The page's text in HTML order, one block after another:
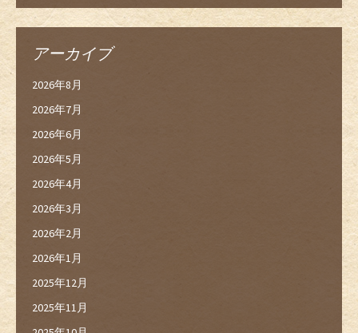
アーカイブ
2026年8月
2026年7月
2026年6月
2026年5月
2026年4月
2026年3月
2026年2月
2026年1月
2025年12月
2025年11月